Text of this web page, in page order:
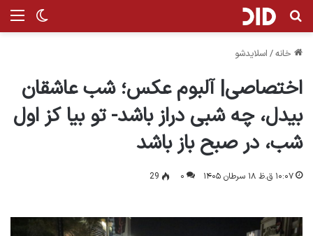
تغییر جستجو برای
خانه/ اسلایدشو
اختصاصی| آلبوم عکس؛ شب عاشقان
بیدل، چه شبی دراز باشد- تو بیا کز اول
شب، در صبح باز باشد
۱۰:۰۷ ق.ظ ۱۸ سرطان ۱۴۰۵ ۰ 29